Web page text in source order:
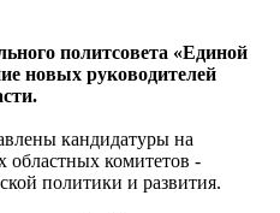
политсовета «Единой
новых руководителей
кандидатуры на
областных комитетов -
политики и развития.